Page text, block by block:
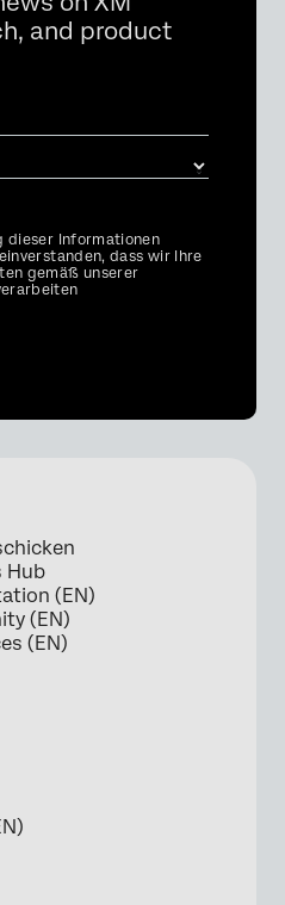
and product
dieser Informationen
dass wir Ihre
gemäß unserer
Hub
(EN)
(EN)
(EN)